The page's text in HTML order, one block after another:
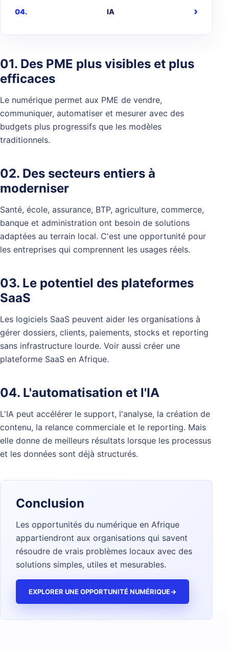
IA
01. Des PME plus visibles et plus
efficaces
Le numérique permet aux PME de vendre,
communiquer, automatiser et mesurer avec des
budgets plus progressifs que les modèles
traditionnels.
02. Des secteurs entiers à
moderniser
Santé, école, assurance, BTP, agriculture, commerce,
banque et administration ont besoin de solutions
adaptées au terrain local. C'est une opportunité pour
les entreprises qui comprennent les usages réels.
03. Le potentiel des plateformes
SaaS
Les logiciels SaaS peuvent aider les organisations à
gérer dossiers, clients, paiements, stocks et reporting
sans infrastructure lourde. Voir aussi créer une
plateforme SaaS en Afrique.
04. L'automatisation et l'IA
L'IA peut accélérer le support, l'analyse, la création de
contenu, la relance commerciale et le reporting. Mais
elle donne de meilleurs résultats lorsque les processus
et les données sont déjà structurés.
Conclusion
Les opportunités du numérique en Afrique
appartiendront aux organisations qui savent
résoudre de vrais problèmes locaux avec des
solutions simples, utiles et mesurables.
EXPLORER UNE OPPORTUNITÉ NUMÉRIQUE→